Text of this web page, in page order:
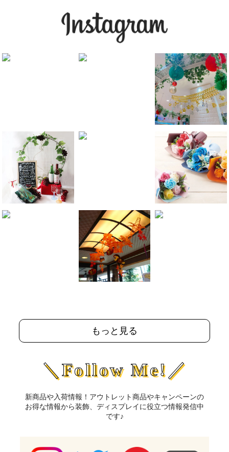
もっと見る
＼Follow Me!／
新商品や入荷情報！アウトレット商品やキャンペーンの
お得な情報から装飾、ディスプレイに役立つ情報発信中
です♪